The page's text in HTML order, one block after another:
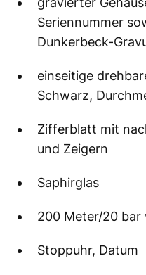
Seriennummer
Dunkerbeck-
einseitige
Schwarz,
Zifferblatt mit
und Zeigern
Saphirglas
200 Meter/20 bar
Stoppuhr, Datum